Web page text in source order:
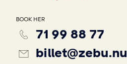
BOOK HER
71 99 88 77
billet@zebu.nu